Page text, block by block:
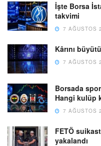
İşte Borsa
takvimi
7 AĞUSTOS
Kârını
7 AĞUSTOS
Borsada
Hangi kulüp
7 AĞUSTOS
FETÖ
yakalandı